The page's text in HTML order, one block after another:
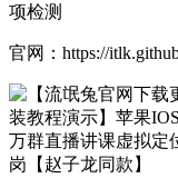
项检测
官网：https://